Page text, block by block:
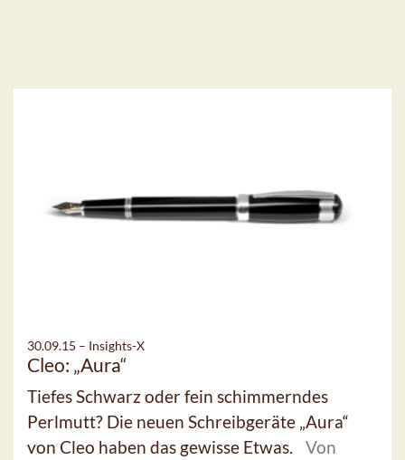
30.09.15 – Insights-X
Cleo: „Aura“
Tiefes Schwarz oder fein schimmerndes
Perlmutt? Die neuen Schreibgeräte „Aura“
von Cleo haben das gewisse Etwas.
Von